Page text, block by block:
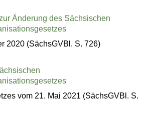
Änderung des Sächsischen
2020 (SächsGVBl. S. 726)
vom 21. Mai 2021 (SächsGVBl. S.